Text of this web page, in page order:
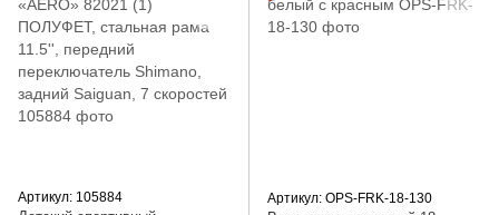
Артикул: 105884 Артикул: OPS-FRK-18-130